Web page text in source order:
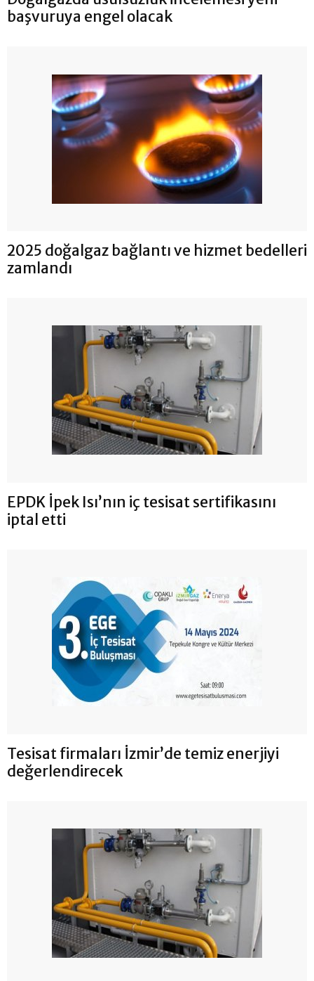
başvuruya engel olacak
2025 doğalgaz bağlantı ve hizmet bedelleri
zamlandı
EPDK İpek Isı’nın iç tesisat sertifikasını
iptal etti
Tesisat firmaları İzmir’de temiz enerjiyi
değerlendirecek